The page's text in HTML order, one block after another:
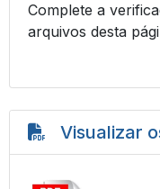
Complete a
arquivos desta
Visualizar